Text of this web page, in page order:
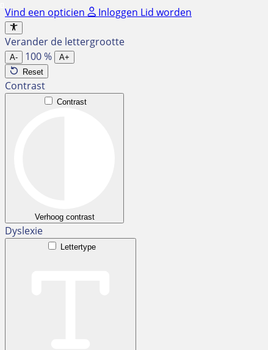
Ga
naar
de
inhoud
Vind een opticien Inloggen Lid worden
Verander de lettergrootte
A- 100%
A+
Reset
Contrast
Contrast
Verhoog contrast
Dyslexie
Lettertype